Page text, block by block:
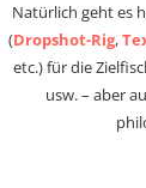
Natürlich geht es
(Dropshot-Rig,
etc.) für die
usw. – aber